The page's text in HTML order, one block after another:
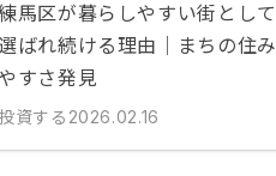
馬区が暮らしやすい街として
選ばれ続ける理由｜まちの住み
すさ発見
投資する 2026.02.16